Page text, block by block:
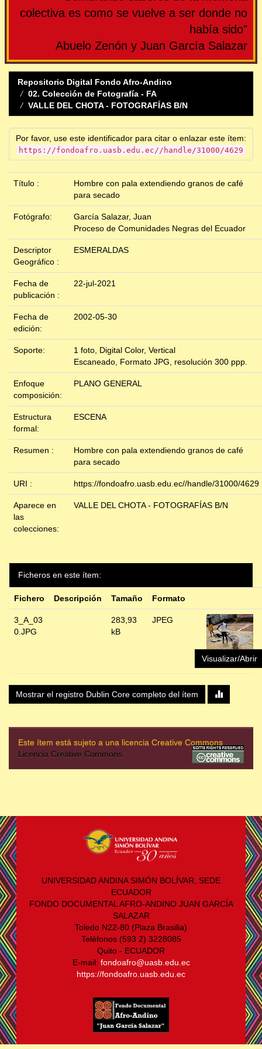
colectiva es como se vuelve a ser donde no
había sido"
Abuelo Zenón y Juan García Salazar
Repositorio Digital Fondo Afro-Andino
02. Colección de Fotografía - FA
VALLE DEL CHOTA - FOTOGRAFÍAS B/N
Por favor, use este identificador para citar o enlazar este ítem:
https://fondoafro.uasb.edu.ec//handle/31000/4629
Título :
Hombre con pala extendiendo granos de café
para secado
Fotógrafo:
García Salazar, Juan
Proceso de Comunidades Negras del Ecuador
Descriptor
Geográfico :
ESMERALDAS
Fecha de
publicación :
22-jul-2021
Fecha de
edición:
2002-05-30
Soporte:
1 foto, Digital Color, Vertical
Escaneado, Formato JPG, resolución 300 ppp.
Enfoque
composición:
PLANO GENERAL
Estructura
formal:
ESCENA
Resumen :
Hombre con pala extendiendo granos de café
para secado
URI : https://fondoafro.uasb.edu.ec//handle/31000/4629
Aparece en
las
colecciones:
VALLE DEL CHOTA - FOTOGRAFÍAS B/N
Ficheros en este ítem:
Fichero Descripción Tamaño Formato
3_A_03
0.JPG
283,93
kB
JPEG
Visualizar/Abrir
Mostrar el registro Dublin Core completo del ítem
Este ítem está sujeto a una licencia Creative Commons
Licencia Creative Commons
UNIVERSIDAD ANDINA SIMÓN BOLÍVAR, SEDE
ECUADOR
FONDO DOCUMENTAL AFRO-ANDINO JUAN GARCÍA
SALAZAR
Toledo N22-80 (Plaza Brasilia)
Teléfonos (593 2) 3228085
Quito - ECUADOR
E-mail: fondoafro@uasb.edu.ec
https://fondoafro.uasb.edu.ec